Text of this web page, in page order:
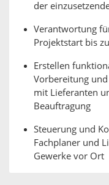
der
Verantwortung
Projektstart bis
Erstellen
Vorbereitung
mit Lieferanten
Beauftragung
Steuerung und
Fachplaner und
Gewerke vor Ort